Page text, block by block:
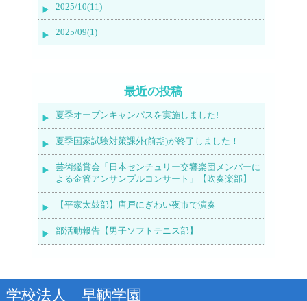
2025/10(11)
2025/09(1)
最近の投稿
夏季オープンキャンパスを実施しました!
夏季国家試験対策課外(前期)が終了しました！
芸術鑑賞会「日本センチュリー交響楽団メンバーに
よる金管アンサンブルコンサート」【吹奏楽部】
【平家太鼓部】唐戸にぎわい夜市で演奏
部活動報告【男子ソフトテニス部】
学校法人 早鞆学園